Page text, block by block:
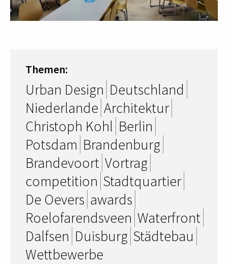
Themen:
Urban Design Deutschland
Niederlande Architektur
Christoph Kohl Berlin
Potsdam Brandenburg
Brandevoort Vortrag
competition Stadtquartier
De Oevers awards
Roelofarendsveen Waterfront
Dalfsen Duisburg Städtebau
Wettbewerbe